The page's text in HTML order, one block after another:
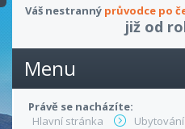
Váš nestranný průvodce po
již od
Menu
Právě se nacházíte:
Hlavní stránka